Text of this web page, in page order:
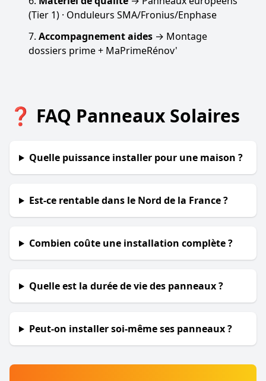
(Tier 1) · Onduleurs SMA/Fronius/Enphase
Accompagnement aides → Montage
dossiers prime + MaPrimeRénov'
❓ FAQ Panneaux Solaires
Quelle puissance installer pour une maison ?
Est-ce rentable dans le Nord de la France ?
Combien coûte une installation complète ?
Quelle est la durée de vie des panneaux ?
Peut-on installer soi-même ses panneaux ?